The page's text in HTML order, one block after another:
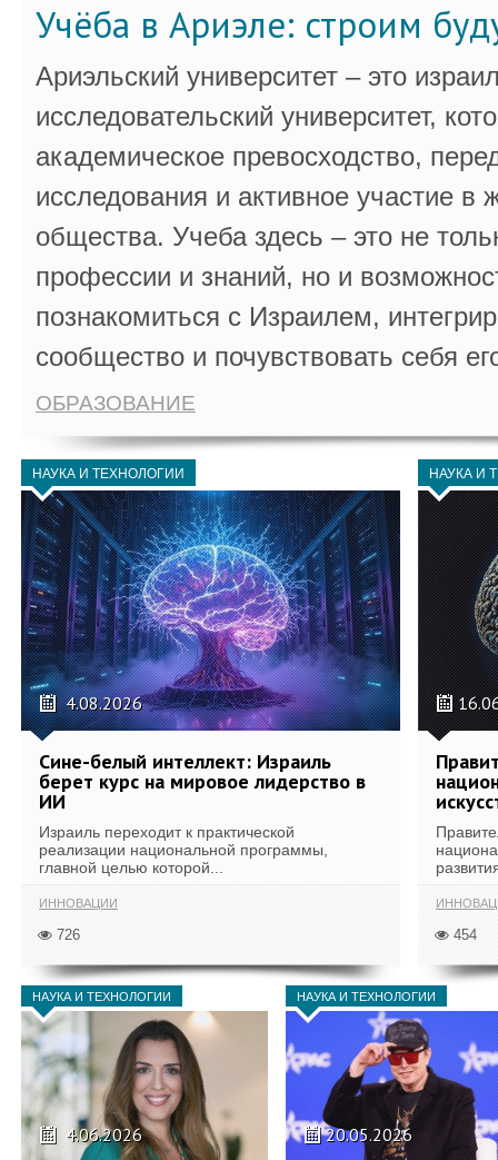
Учёба в Ариэле: строим
Ариэльский университет – это
исследовательский университет,
академическое превосходство,
исследования и активное участие в
общества. Учеба здесь – это не
профессии и знаний, но и
познакомиться с Израилем,
сообщество и почувствовать себя
ОБРАЗОВАНИЕ
НАУКА И ТЕХНОЛОГИИ
4.08.2026
Сине-белый интеллект: Израиль
берет курс на мировое лидерство в
ИИ
Израиль переходит к практической
реализации национальной программы,
главной целью которой...
ИННОВАЦИИ
726
НАУКА И
454
НАУКА И ТЕХНОЛОГИИ
4.06.2026
НАУКА И ТЕХНОЛОГИИ
20.05.2026